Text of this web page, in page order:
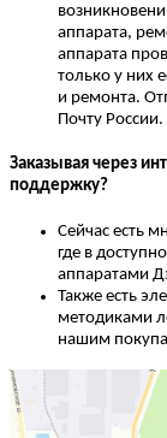
аппарата,
аппарата
только у них
и ремонта.
Почту России.
Заказывая через
поддержку?
Сейчас есть
где в
аппаратами
Также есть
методиками
нашим